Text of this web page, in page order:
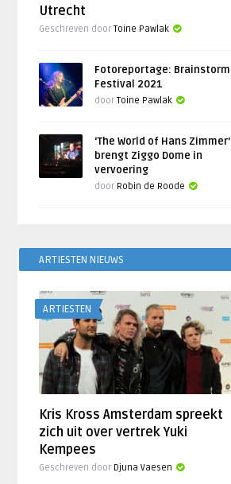
Utrecht
Geschreven doorToine Pawlak
Fotoreportage: Brainstorm
Festival 2021
doorToine Pawlak
‘The World of Hans Zimmer’
brengt Ziggo Dome in
vervoering
door Robin de Roode
ARTIESTEN NIEUWS
ARTIESTEN
Kris Kross Amsterdam spreekt
zich uit over vertrek Yuki
Kempees
Geschreven door Djuna Vaesen